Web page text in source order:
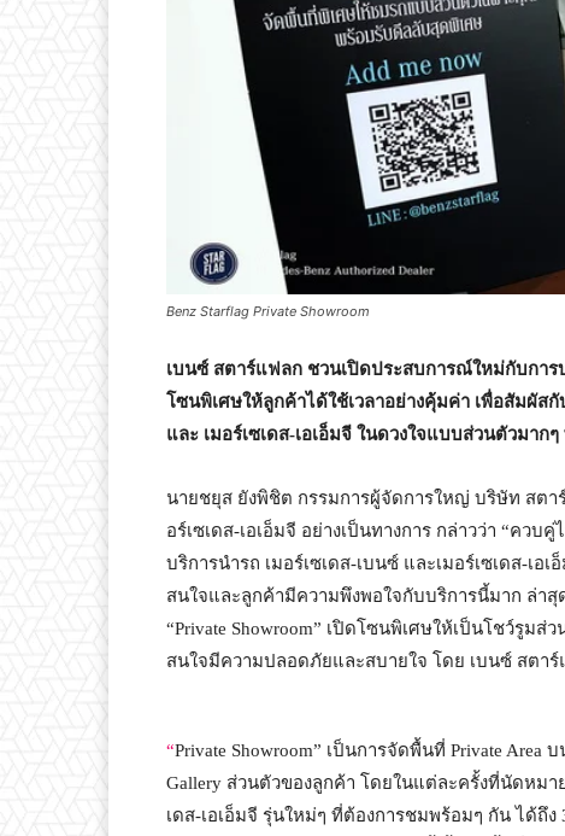
Benz Starflag Private Showroom
เบนซ์ สตาร์แฟลก ชวนเปิดประสบการณ์ใหม่กับการ
โซนพิเศษให้ลูกค้าได้ใช้เวลาอย่างคุ้มค่า เพื่อสัมผัส
และ เมอร์เซเดส-เอเอ็มจี ในดวงใจแบบส่วนตัวม
นายชยุส ยังพิชิต กรรมการผู้จัดการใหญ่ บริษัท สตา
อร์เซเดส-เอเอ็มจี อย่างเป็นทางการ กล่าวว่า “ควบ
บริการนำรถ เมอร์เซเดส-เบนซ์ และเมอร์เซเดส-เ
สนใจและลูกค้ามีความพึงพอใจกับบริการนี้มาก ล่า
“Private Showroom” เปิดโซนพิเศษให้เป็นโชว์รูม
สนใจมีความปลอดภัยและสบายใจ โดย เบนซ์ สตา
“Private Showroom” เป็นการจัดพื้นที่ Private
Gallery ส่วนตัวของลูกค้า โดยในแต่ละครั้งที่นัดหมา
เดส-เอเอ็มจี รุ่นใหม่ๆ ที่ต้องการชมพร้อมๆ กัน ได้ถึ